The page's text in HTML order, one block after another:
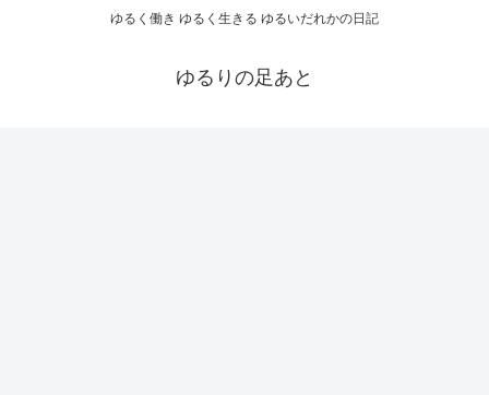
ゆるく働き ゆるく生きる ゆるいだれかの日記
ゆるりの足あと